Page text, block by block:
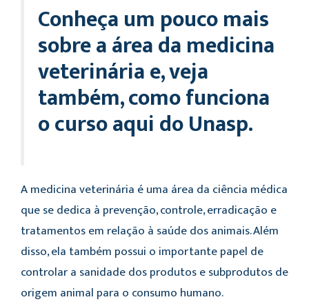
Conheça um pouco mais
sobre a área da medicina
veterinária e, veja
também, como funciona
o curso aqui do Unasp.
A medicina veterinária é uma área da ciência médica
que se dedica à prevenção, controle, erradicação e
tratamentos em relação à saúde dos animais. Além
disso, ela também possui o importante papel de
controlar a sanidade dos produtos e subprodutos de
origem animal para o consumo humano.